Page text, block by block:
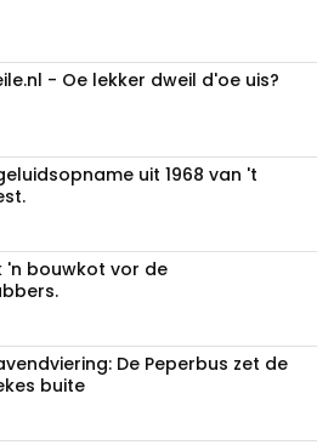
- Oe lekker dweil d'oe uis?
uit 1968 van 't
'n bouwkot vor de
De Peperbus zet de
buite